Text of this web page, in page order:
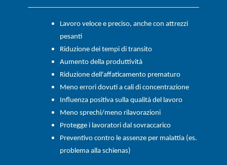
Lavoro veloce e preciso, anche con attrezzi
pesanti
Riduzione dei tempi di transito
Aumento della produttività
Riduzione dell'affaticamento prematuro
Meno errori dovuti a cali di concentrazione
Influenza positiva sulla qualità del lavoro
Meno sprechi/meno rilavorazioni
Protegge i lavoratori dal sovraccarico
Preventivo contro le assenze per malattia (es.
problema alla schienas)